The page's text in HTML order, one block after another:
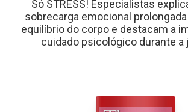
Só STRESS! Especialistas
sobrecarga emocional
equilíbrio do corpo e destacam a
cuidado psicológico durante a